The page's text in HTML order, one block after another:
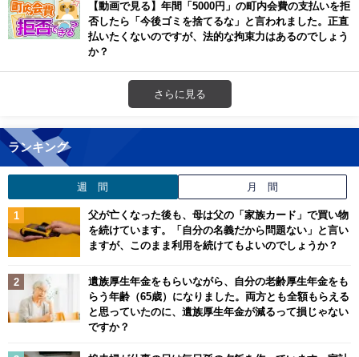
【動画で見る】年間「5000円」の町内会費の支払いを拒
否したら「今後ゴミを捨てるな」と言われました。正直
払いたくないのですが、法的な拘束力はあるのでしょう
か？
さらに見る
ランキング
週 間 月 間
父が亡くなった後も、母は父の「家族カード」で買い物
を続けています。「自分の名義だから問題ない」と言い
ますが、このまま利用を続けてもよいのでしょうか？
遺族厚生年金をもらいながら、自分の老齢厚生年金をも
らう年齢（65歳）になりました。両方とも全額もらえる
と思っていたのに、遺族厚生年金が減るって損じゃない
ですか？